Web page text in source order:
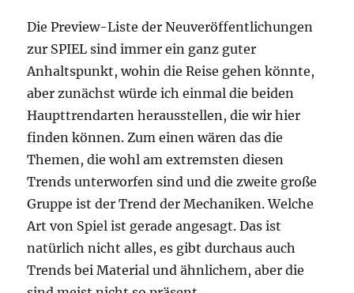
Die Preview-Liste der Neuveröffentlichungen
zur SPIEL sind immer ein ganz guter
Anhaltspunkt, wohin die Reise gehen könnte,
aber zunächst würde ich einmal die beiden
Haupttrendarten herausstellen, die wir hier
finden können. Zum einen wären das die
Themen, die wohl am extremsten diesen
Trends unterworfen sind und die zweite große
Gruppe ist der Trend der Mechaniken. Welche
Art von Spiel ist gerade angesagt. Das ist
natürlich nicht alles, es gibt durchaus auch
Trends bei Material und ähnlichem, aber die